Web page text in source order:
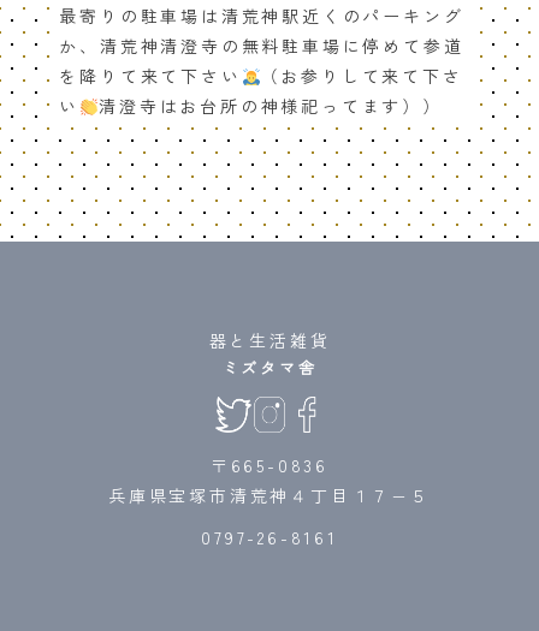
最寄りの駐車場は清荒神駅近くのパーキング
か、清荒神清澄寺の無料駐車場に停めて参道
を降りて来て下さい
（お参りして来て下さ
い
清澄寺はお台所の神様祀ってます））
器と生活雑貨
ミズタマ舎
〒665-0836
兵庫県宝塚市清荒神４丁目１７−５
0797-26-8161